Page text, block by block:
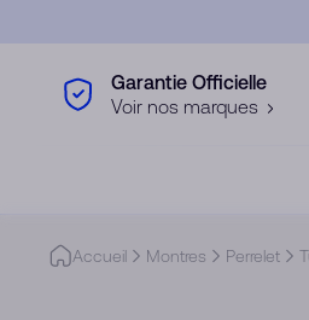
Garantie Officielle
Voir nos marques
Accueil Montres Perrelet